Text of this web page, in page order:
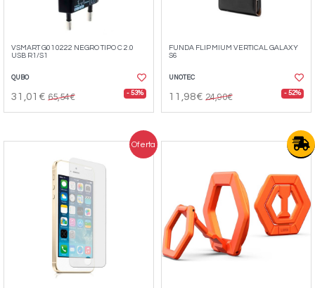
VSMART G010222 NEGRO TIPO C 2.0
USB R1/S1
QUBO
31,01€ 65,54€ - 53%
FUNDA FLIPMIUM VERTICAL GALAXY
S6
UNOTEC
11,98€ 24,90€ - 52%
Oferta